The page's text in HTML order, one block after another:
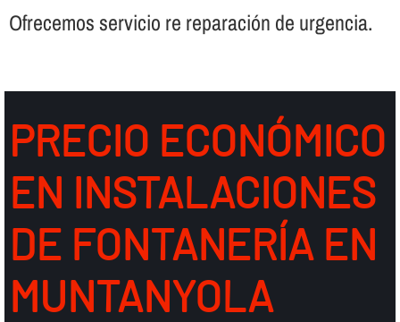
Ofrecemos servicio re reparación de urgencia.
PRECIO ECONÓMICO
EN INSTALACIONES
DE FONTANERÍ­A EN
MUNTANYOLA